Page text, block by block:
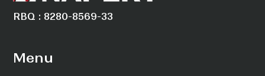
RBQ : 8280-8569-33
Menu